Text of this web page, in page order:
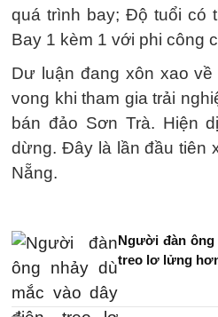
quá trình bay; Độ tuổi có
Bay 1 kèm 1 với phi công
Dư luận đang xôn xao
vong khi tham gia trải
bán đảo Sơn Trà. Hiện
dừng. Đây là lần đầu tiên
Nẵng.
Người đàn ông
treo lơ lửng